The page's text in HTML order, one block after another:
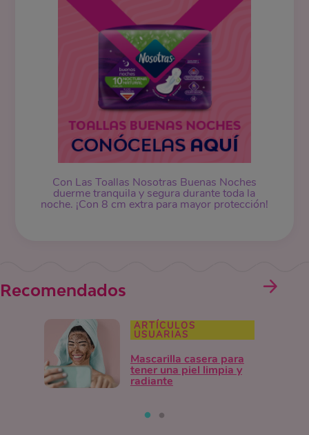
Con Las Toallas Nosotras Buenas Noches
duerme tranquila y segura durante toda la
noche. ¡Con 8 cm extra para mayor protección!
Recomendados
ARTÍCULOS
USUARIAS
Mascarilla casera para
tener una piel limpia y
radiante